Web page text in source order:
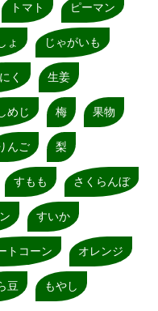
トマト ピーマン
ょ じゃがいも
く 生姜
めじ 梅 果物
んご 梨
すもも さくらんぼ
すいか
トコーン オレンジ
豆 もやし